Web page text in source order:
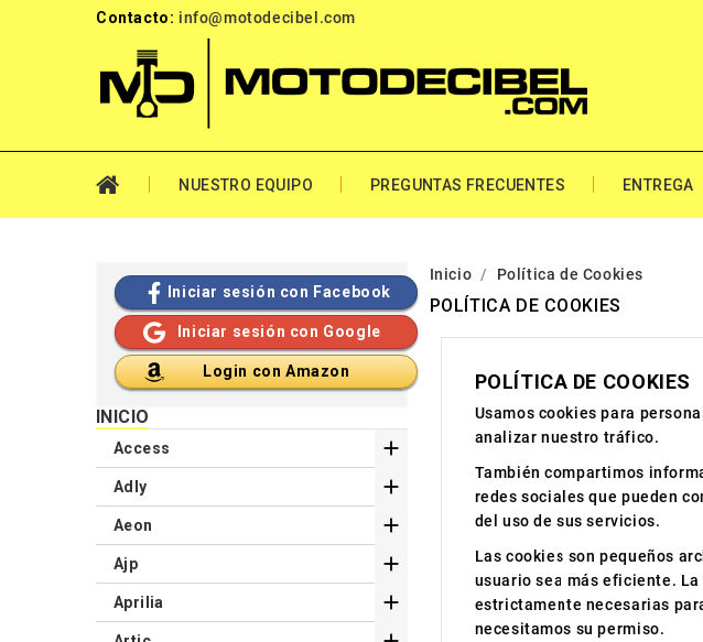
Contacto: info@motodecibel.com
NUESTRO EQUIPO PREGUNTAS FRECUENTES ENTREGA
Inicio Política de Cookies
POLÍTICA DE COOKIES
POLÍTICA DE COOKIES
Usamos cookies para
analizar nuestro tráfico.
También compartimos
redes sociales que pueden
del uso de sus servicios.
Las cookies son pequeños
usuario sea más eficiente.
estrictamente necesarias
necesitamos su permiso.
Iniciar sesión con Facebook
Iniciar sesión con Google
Login con Amazon
INICIO
Access 
Adly 
Aeon 
Ajp 
Aprilia 